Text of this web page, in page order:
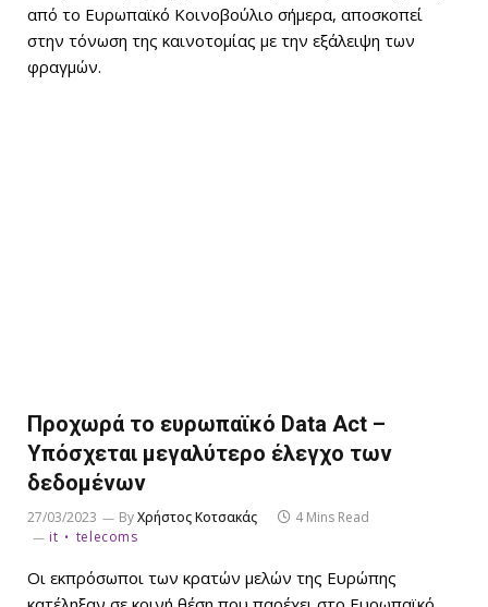
από το Ευρωπαϊκό Κοινοβούλιο σήμερα, αποσκοπεί
στην τόνωση της καινοτομίας με την εξάλειψη των
φραγμών.
Προχωρά το ευρωπαϊκό Data Act –
Υπόσχεται μεγαλύτερο έλεγχο των
δεδομένων
27/03/2023 ByΧρήστος Κοτσακάς
4 Mins Read
it
telecoms
Οι εκπρόσωποι των κρατών μελών της Ευρώπης